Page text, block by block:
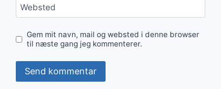
Websted
Gem mit navn, mail og websted i denne browser
til næste gang jeg kommenterer.